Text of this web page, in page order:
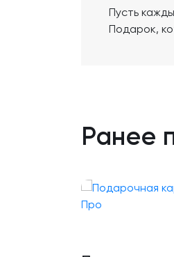
Пусть
Подарок,
Ранее